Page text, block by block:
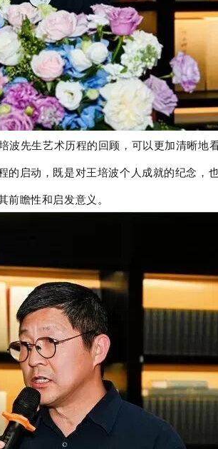
先生艺术历程的回顾，可以更加清晰地
启动，既是对王培波个人成就的纪念，
瞻性和启发意义。